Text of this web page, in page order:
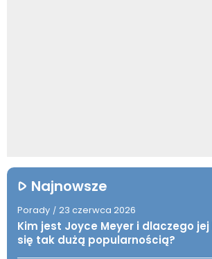
Najnowsze
Porady / 23 czerwca 2026
Kim jest Joyce Meyer i dlaczego
się tak dużą popularnością?